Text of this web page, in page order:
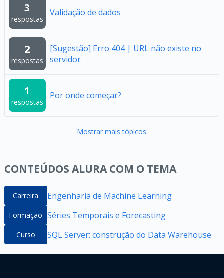
3
respostas
Validação de dados
2
respostas
[Sugestão] Erro 404 | URL não existe no
servidor
1
respostas
Por onde começar?
Mostrar mais tópicos
CONTEÚDOS ALURA COM O TEMA
Carreira Engenharia de Machine Learning
Formação Séries Temporais e Forecasting
Curso SQL Server: construção do Data Warehouse